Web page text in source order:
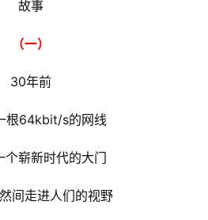
故事
（一）
30年前
根64kbit/s的网线
个崭新时代的大门
间走进人们的视野